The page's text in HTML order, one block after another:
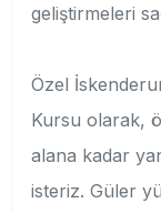
geliştirmeleri
Özel
Kursu olarak,
alana kadar
isteriz. Güler